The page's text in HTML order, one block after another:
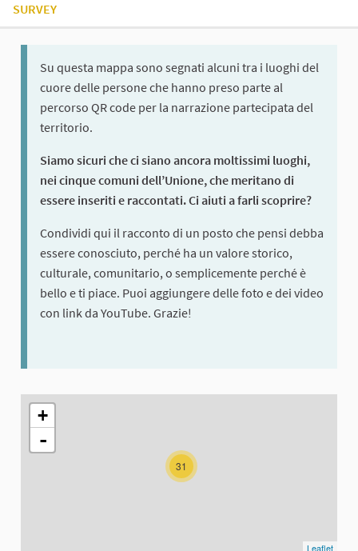
SURVEY
Su questa mappa sono segnati alcuni tra i luoghi del
cuore delle persone che hanno preso parte al
percorso QR code per la narrazione partecipata del
territorio.
Siamo sicuri che ci siano ancora moltissimi luoghi,
nei cinque comuni dell’Unione, che meritano di
essere inseriti e raccontati. Ci aiuti a farli scoprire?
Condividi qui il racconto di un posto che pensi debba
essere conosciuto, perché ha un valore storico,
culturale, comunitario, o semplicemente perché è
bello e ti piace. Puoi aggiungere delle foto e dei video
con link da YouTube. Grazie!
The following element is a map which presents the items on
31
+
-
Leaflet